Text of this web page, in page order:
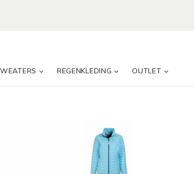
REGENKLEDING OUTLET